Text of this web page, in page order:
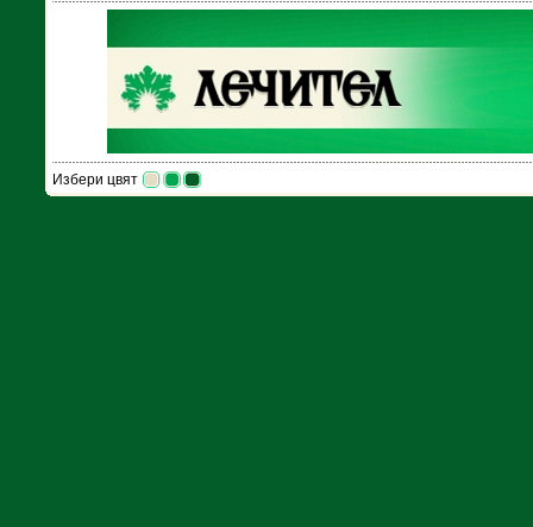
Избери цвят